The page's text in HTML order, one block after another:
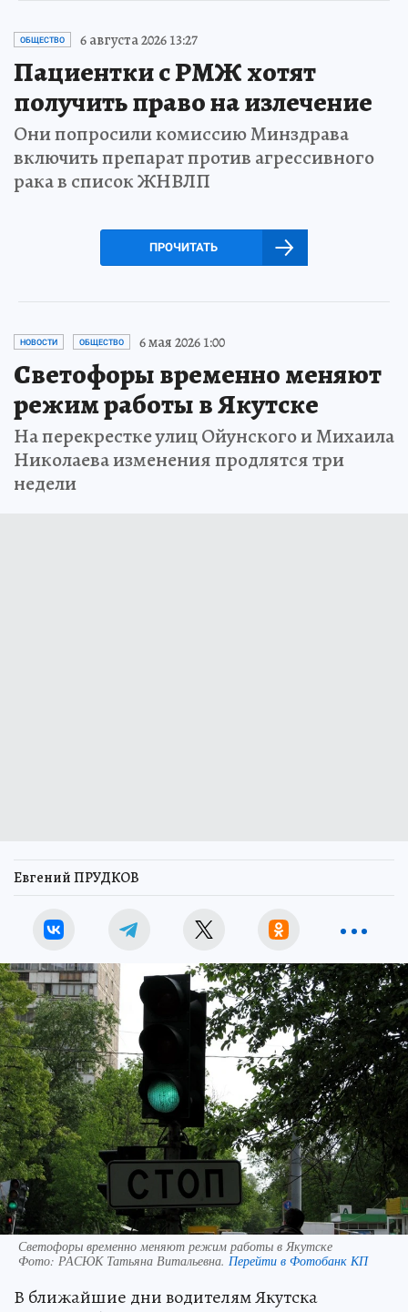
ОБЩЕСТВО 6 августа 2026 13:27
Пациентки с РМЖ хотят
получить право на излечение
Они попросили комиссию Минздрава
включить препарат против агрессивного
рака в список ЖНВЛП
ПРОЧИТАТЬ
НОВОСТИ ОБЩЕСТВО 6 мая 2026 1:00
Светофоры временно меняют
режим работы в Якутске
На перекрестке улиц Ойунского и Михаила
Николаева изменения продлятся три
недели
Евгений ПРУДКОВ
Светофоры временно меняют режим работы в Якутске
Фото: РАСЮК Татьяна Витальевна. Перейти в Фотобанк КП
В ближайшие дни водителям Якутска